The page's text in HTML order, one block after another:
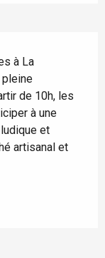
à La
pleine
de 10h, les
à une
et
artisanal et